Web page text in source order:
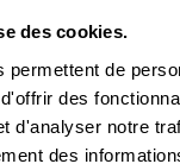
des cookies.
permettent de
des
d'analyser notre
des
Sinon, la
à la
et